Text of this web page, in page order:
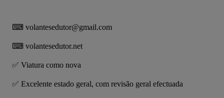
⌨ volantesedutor@gmail.com
⌨ volantesedutor.net
✅ Viatura como nova
✅ Excelente estado geral, com revisão geral efectuada